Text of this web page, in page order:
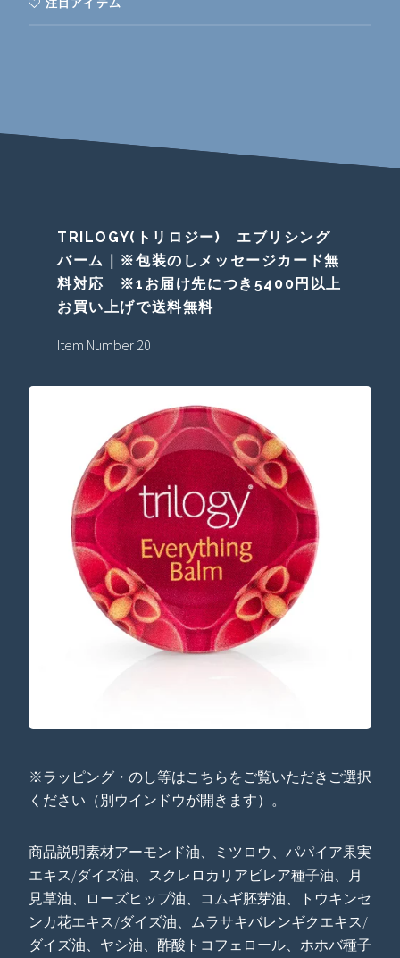
注目アイテム
TRILOGY(トリロジー) エブリシング
バーム｜※包装のしメッセージカード無
料対応 ※1お届け先につき5400円以上
お買い上げで送料無料
Item Number 20
※ラッピング・のし等はこちらをご覧いただきご選択
ください（別ウインドウが開きます）。
商品説明素材アーモンド油、ミツロウ、パパイア果実
エキス/ダイズ油、スクレロカリアビレア種子油、月
見草油、ローズヒップ油、コムギ胚芽油、トウキンセ
ンカ花エキス/ダイズ油、ムラサキバレンギクエキス/
ダイズ油、ヤシ油、酢酸トコフェロール、ホホバ種子